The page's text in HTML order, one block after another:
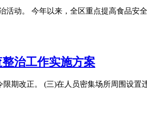
动。 今年以来，全区重点提高食品
治工作实施方案
期改正。 (三)在人员密集场所周围设